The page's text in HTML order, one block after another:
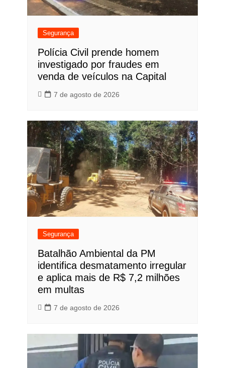
Segurança
Polícia Civil prende homem
investigado por fraudes em
venda de veículos na Capital
7 de agosto de 2026
Segurança
Batalhão Ambiental da PM
identifica desmatamento irregular
e aplica mais de R$ 7,2 milhões
em multas
7 de agosto de 2026